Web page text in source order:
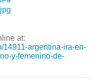
at:
14911-argentina-ira-en-
y-femenino-de-